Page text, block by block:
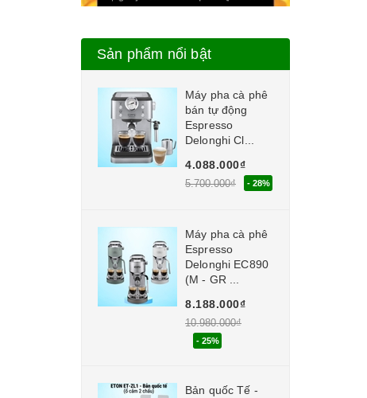
Sản phẩm nổi bật
Máy pha cà phê
bán tự động
Espresso
Delonghi Cl...
4.088.000₫
5.700.000₫ - 28%
Máy pha cà phê
Espresso
Delonghi EC890
(M - GR ...
8.188.000₫
10.980.000₫
- 25%
Bản quốc Tế -